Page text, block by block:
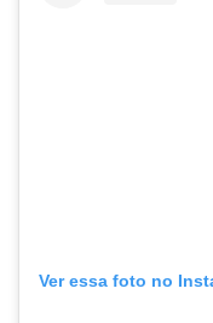
Ver essa foto no